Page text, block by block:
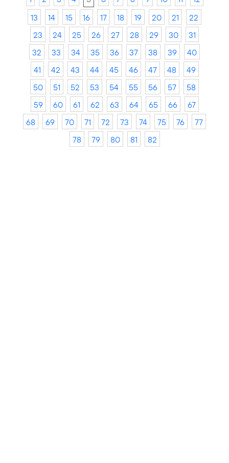
13
14 15 16 17 18 19 20 21
22
23
24 25 26 27 28 29 30
31
32
33 34 35 36 37 38 39
40
41
42 43 44 45 46 47 48
49
50
51 52 53 54 55 56 57
58
59
60 61 62 63 64 65 66
67
68
69 70 71 72 73 74 75 76
77
78
79 80 81 82